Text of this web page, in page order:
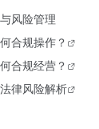
风险管理
合规操作？
合规经营？
律风险解析